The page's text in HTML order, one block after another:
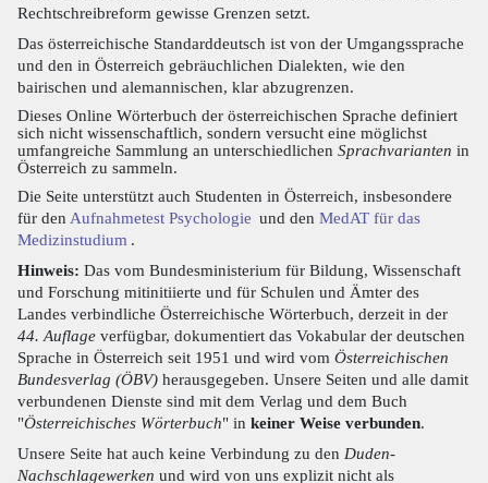
Rechtschreibreform gewisse Grenzen setzt.
Das österreichische Standarddeutsch ist von der Umgangssprache
und den in Österreich gebräuchlichen Dialekten, wie den
bairischen und alemannischen, klar abzugrenzen.
Dieses Online Wörterbuch der österreichischen Sprache definiert
sich nicht wissenschaftlich, sondern versucht eine möglichst
umfangreiche Sammlung an unterschiedlichen Sprachvarianten in
Österreich zu sammeln.
Die Seite unterstützt auch Studenten in Österreich, insbesondere
für den Aufnahmetest Psychologie und den MedAT für das
Medizinstudium .
Hinweis: Das vom Bundesministerium für Bildung, Wissenschaft
und Forschung mitinitiierte und für Schulen und Ämter des
Landes verbindliche Österreichische Wörterbuch, derzeit in der
44. Auflage verfügbar, dokumentiert das Vokabular der deutschen
Sprache in Österreich seit 1951 und wird vom Österreichischen
Bundesverlag (ÖBV) herausgegeben. Unsere Seiten und alle damit
verbundenen Dienste sind mit dem Verlag und dem Buch
"Österreichisches Wörterbuch" in keiner Weise verbunden.
Unsere Seite hat auch keine Verbindung zu den Duden-
Nachschlagewerken und wird von uns explizit nicht als